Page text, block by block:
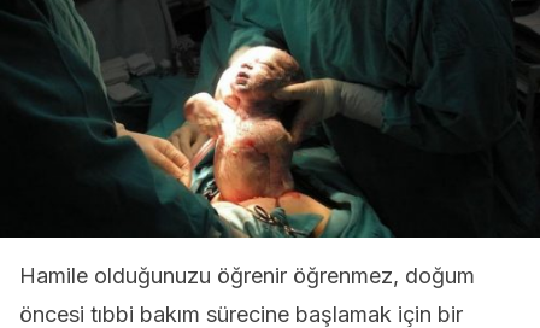
Hamile olduğunuzu öğrenir öğrenmez, doğum
öncesi tıbbi bakım sürecine başlamak için bir